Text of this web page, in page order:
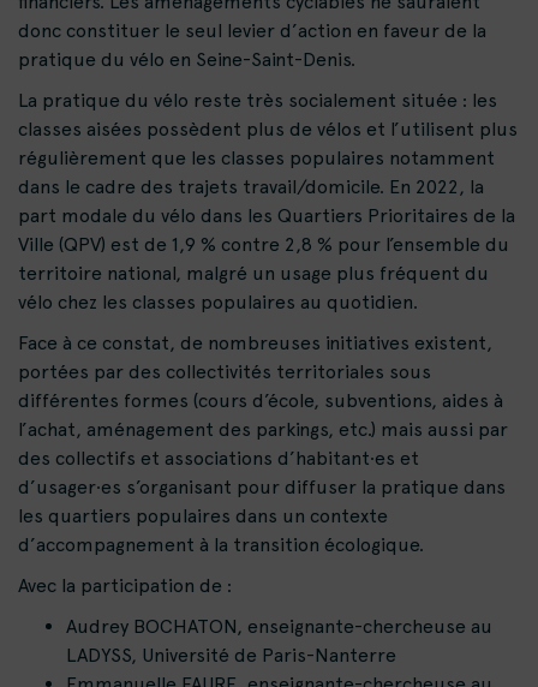
donc constituer le seul levier d’action en faveur de la
pratique du vélo en Seine-Saint-Denis.
La pratique du vélo reste très socialement située : les
classes aisées possèdent plus de vélos et l’utilisent plus
régulièrement que les classes populaires notamment
dans le cadre des trajets travail/domicile. En 2022, la
part modale du vélo dans les Quartiers Prioritaires de la
Ville (QPV) est de 1,9 % contre 2,8 % pour l’ensemble du
territoire national, malgré un usage plus fréquent du
vélo chez les classes populaires au quotidien.
Face à ce constat, de nombreuses initiatives existent,
portées par des collectivités territoriales sous
différentes formes (cours d’école, subventions, aides à
l’achat, aménagement des parkings, etc.) mais aussi par
des collectifs et associations d’habitant·es et
d’usager·es s’organisant pour diffuser la pratique dans
les quartiers populaires dans un contexte
d’accompagnement à la transition écologique.
Avec la participation de :
Audrey BOCHATON, enseignante-chercheuse au
LADYSS, Université de Paris-Nanterre